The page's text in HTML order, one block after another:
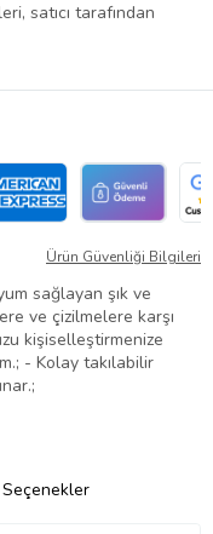
satıcı tarafından
Ürün Güvenliği Bilgileri
sağlayan şık ve
ve çizilmelere karşı
kişiselleştirmenize
- Kolay takılabilir